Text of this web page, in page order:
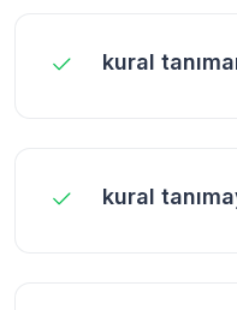
kural
kural